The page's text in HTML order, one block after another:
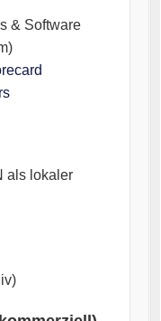
& Software
als lokaler